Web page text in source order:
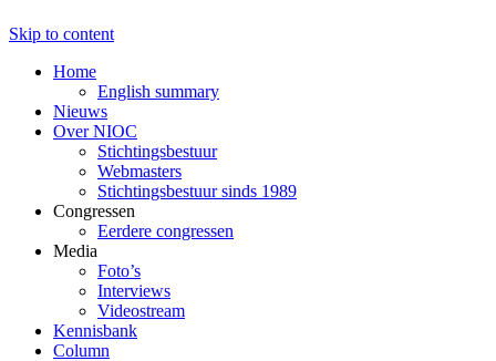
Skip to content
Home
English summary
Nieuws
Over NIOC
Stichtingsbestuur
Webmasters
Stichtingsbestuur sinds 1989
Congressen
Eerdere congressen
Media
Foto’s
Interviews
Videostream
Kennisbank
Column